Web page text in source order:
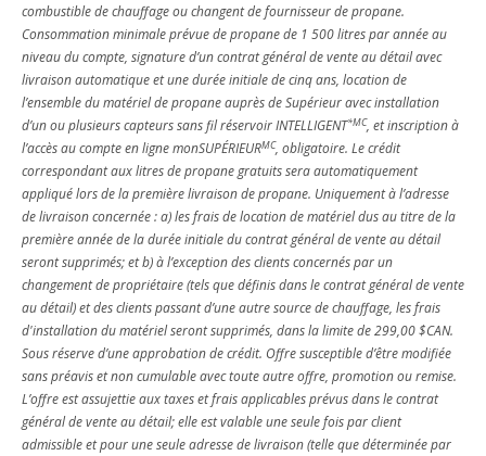
combustible de chauffage ou changent de fournisseur de propane.
Consommation minimale prévue de propane de 1 500 litres par année au
niveau du compte, signature d’un contrat général de vente au détail avec
livraison automatique et une durée initiale de cinq ans, location de
l’ensemble du matériel de propane auprès de Supérieur avec installation
d’un ou plusieurs capteurs sans fil réservoir INTELLIGENT*MC, et inscription à
l’accès au compte en ligne monSUPÉRIEURMC, obligatoire. Le crédit
correspondant aux litres de propane gratuits sera automatiquement
appliqué lors de la première livraison de propane. Uniquement à l’adresse
de livraison concernée : a) les frais de location de matériel dus au titre de la
première année de la durée initiale du contrat général de vente au détail
seront supprimés; et b) à l’exception des clients concernés par un
changement de propriétaire (tels que définis dans le contrat général de vente
au détail) et des clients passant d’une autre source de chauffage, les frais
d'installation du matériel seront supprimés, dans la limite de 299,00 $CAN.
Sous réserve d’une approbation de crédit. Offre susceptible d’être modifiée
sans préavis et non cumulable avec toute autre offre, promotion ou remise.
L’offre est assujettie aux taxes et frais applicables prévus dans le contrat
général de vente au détail; elle est valable une seule fois par client
admissible et pour une seule adresse de livraison (telle que déterminée par